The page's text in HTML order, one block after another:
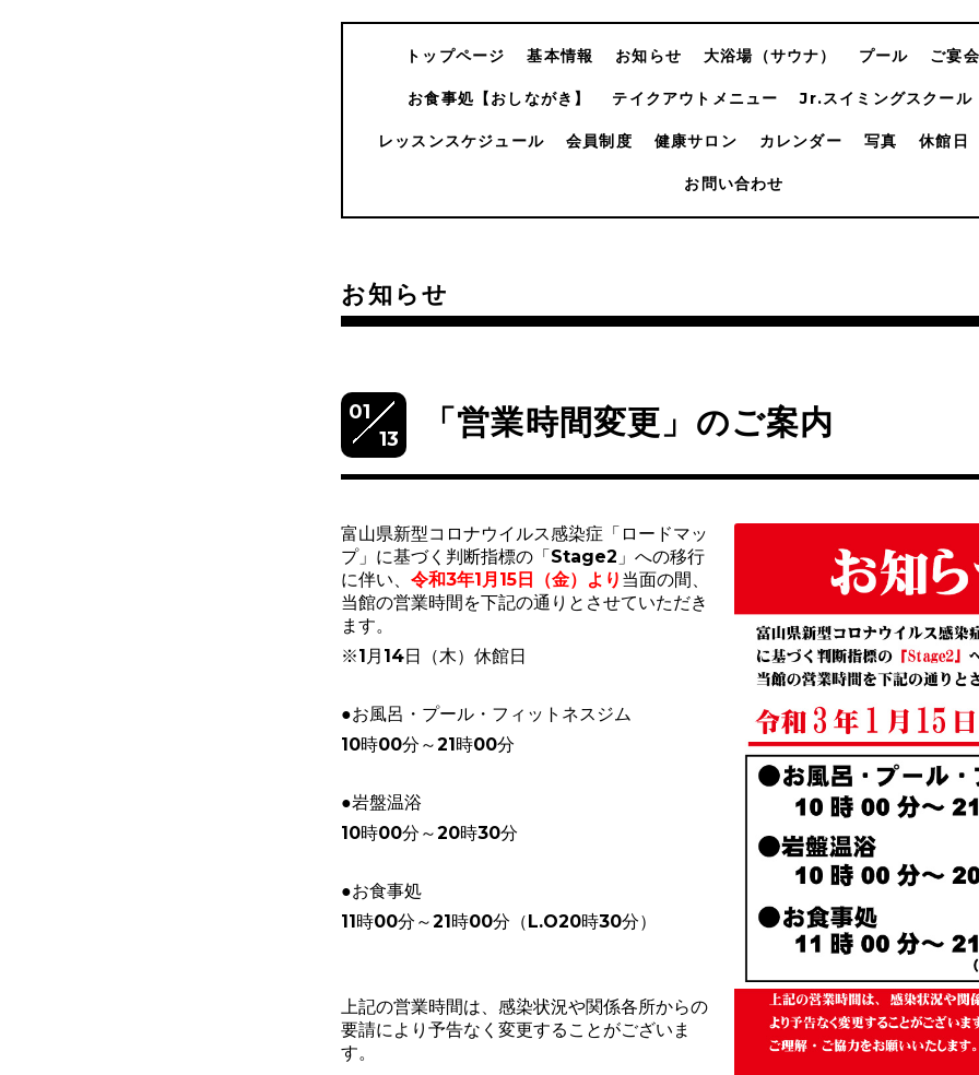
トップページ 基本情報 お知らせ 大浴場（サウナ） プール ご宴
お食事処【おしながき】 テイクアウトメニュー Jr.スイミングスクール
レッスンスケジュール 会員制度 健康サロン カレンダー 写真 休館日
お問い合わせ
お知らせ
01
13
「営業時間変更」のご案内
富山県新型コロナウイルス感染症「ロードマッ
プ」に基づく判断指標の「Stage2」への移行
に伴い、 令和3年1月15日（金）より 当面の間、
当館の営業時間を下記の通りとさせていただき
ます。
※1月14日（木）休館日
●お風呂・プール・フィットネスジム
10時00分～21時00分
●岩盤温浴
10時00分～20時30分
●お食事処
11時00分～21時00分（L.O20時30分）
上記の営業時間は、感染状況や関係各所からの
要請により予告なく変更することがございま
す。